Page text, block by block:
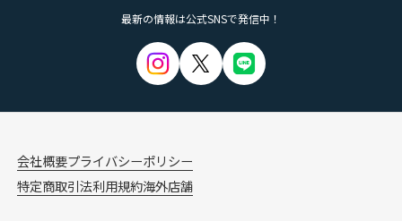
最新の情報は公式SNSで発信中！
会社概要プライバシーポリシー
特定商取引法利用規約海外店舗